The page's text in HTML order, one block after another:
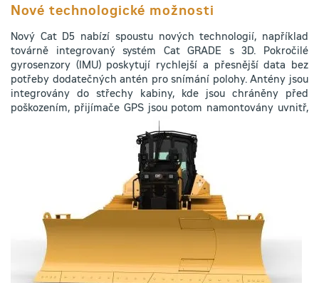
Nové technologické možnosti
Nový Cat D5 nabízí spoustu nových technologií, například
továrně integrovaný systém Cat GRADE s 3D. Pokročilé
gyrosenzory (IMU) poskytují rychlejší a přesnější data bez
potřeby dodatečných antén pro snímání polohy. Antény jsou
integrovány do střechy kabiny, kde jsou chráněny před
poškozením, přijímače GPSjsou potom namontovány uvnitř,